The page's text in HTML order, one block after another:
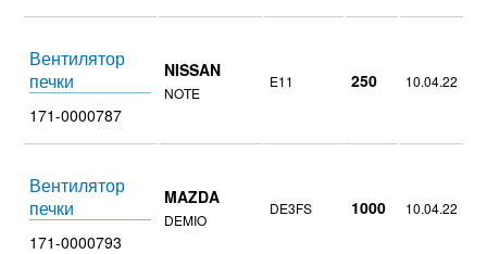
Вентилятор
печки
171-0000787
NISSAN
NOTE
E11 250 10.04.22
Вентилятор
печки
171-0000793
MAZDA
DEMIO
DE3FS 1000 10.04.22